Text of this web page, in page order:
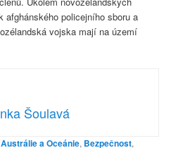
afghánského policejního sboru a
vojska mají na území
Šoulavá
Austrálie a Oceánie, Bezpečnost,